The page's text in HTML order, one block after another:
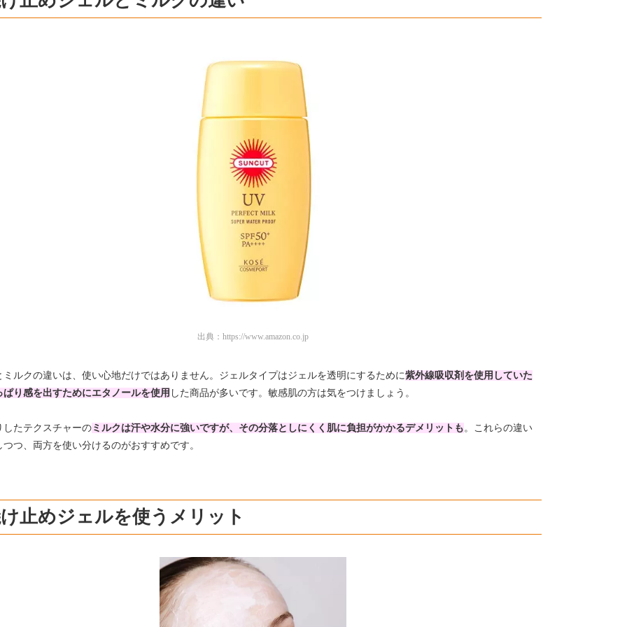
出典： https://www.amazon.co.jp
ミルクの違いは、使い心地だけではありません。ジェルタイプはジェルを透明にするために紫外線吸収剤を使用していた
ぱり感を出すためにエタノールを使用 した商品が多いです。敏感肌の方は気をつけましょう。
したテクスチャーの ミルクは汗や水分に強いですが、その分落としにくく肌に負担がかかるデメリットも 。これらの違い
つつ、両方を使い分けるのがおすすめです。
止めジェルを使うメリット